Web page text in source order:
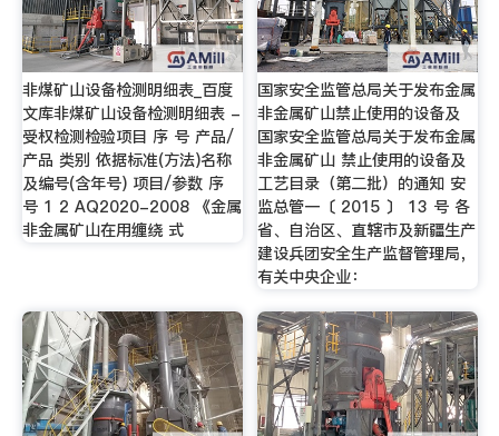
非煤矿山设备检测明细表_百度
文库非煤矿山设备检测明细表 -
受权检测检验项目 序 号 产品/
产品 类别 依据标准(方法)名称
及编号(含年号) 项目/参数 序
号 1 2 AQ2020-2008 《金属
非金属矿山在用缠绕 式
国家安全监管总局关于发布金属
非金属矿山禁止使用的设备及
国家安全监管总局关于发布金属
非金属矿山 禁止使用的设备及
工艺目录（第二批）的通知 安
监总管一〔 2015 〕 13 号 各
省、自治区、直辖市及新疆生产
建设兵团安全生产监督管理局，
有关中央企业：